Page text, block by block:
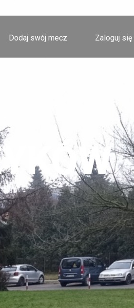
Dodaj swój mecz Zaloguj się